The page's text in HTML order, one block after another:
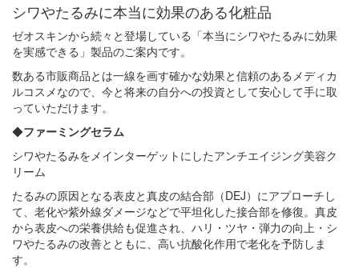
シワやたるみに本当に効果のある化粧品
ゼオスキンから続々と登場している「本当にシワやたるみに効果
を実感できる」製品のご案内です。
数ある市販商品とは一線を画す確かな効果と信頼のあるメディカ
ルコスメなので、今と将来の自分への投資として安心して手に取
っていただけます。
◆ファーミングセラム
シワやたるみをメインターゲットにしたアンチエイジング美容ク
リーム
たるみの原因となる表皮と真皮の結合部（DEJ）にアプローチし
て、老化や紫外線ダメージなどで平坦化した接合部を修復。真皮
から表皮への栄養供給も促進され、ハリ・ツヤ・弾力の向上・シ
ワやたるみの改善とともに、高い抗酸化作用で老化を予防しま
す。